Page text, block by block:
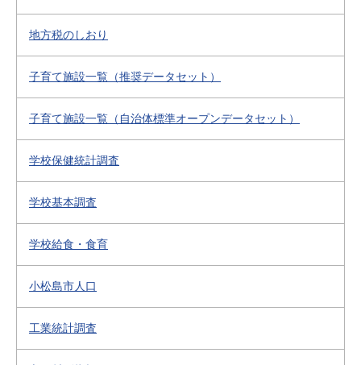
地方税のしおり
子育て施設一覧（推奨データセット）
子育て施設一覧（自治体標準オープンデータセット）
学校保健統計調査
学校基本調査
学校給食・食育
小松島市人口
工業統計調査